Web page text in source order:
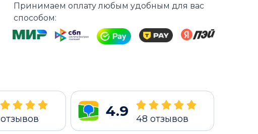
Принимаем оплату любым удобным для вас
способом:
отзывов 4.9 48 отзывов